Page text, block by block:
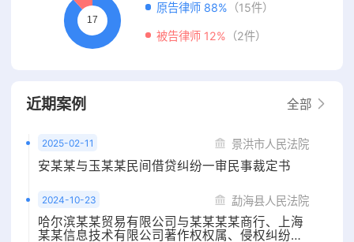
原告律师 88% （15件）
被告律师 12% （2件）
近期案例 全部
2025-02-11 景洪市人民法院
安某某与玉某某民间借贷纠纷一审民事裁定书
2024-10-23 勐海县人民法院
哈尔滨某某贸易有限公司与某某某某商行、上海
某某信息技术有限公司著作权权属、侵权纠纷一